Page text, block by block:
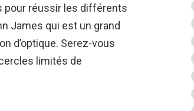
pour réussir les différents
James qui est un grand
d’optique. Serez-vous
limités de